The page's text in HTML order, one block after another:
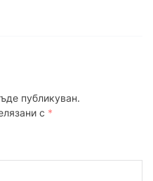
публикуван.
с *